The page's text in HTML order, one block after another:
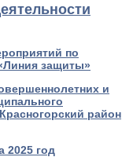
по
защиты»
и
район
2025 год